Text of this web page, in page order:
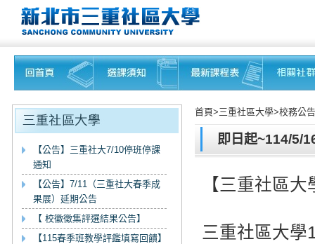
【公告】三重社大7/10停班停課
通知
【公告】7/11（三重社大春季成
果展）延期公告
【 校徽徵集評選結果公告】
【115春季班教學評鑑填寫回饋】
首頁>三重社區大學>校務公
即日起~114/5/
【三重社區
三重社區大學